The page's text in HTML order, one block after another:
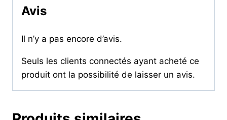
Avis
Il n’y a pas encore d’avis.
Seuls les clients connectés ayant acheté ce
produit ont la possibilité de laisser un avis.